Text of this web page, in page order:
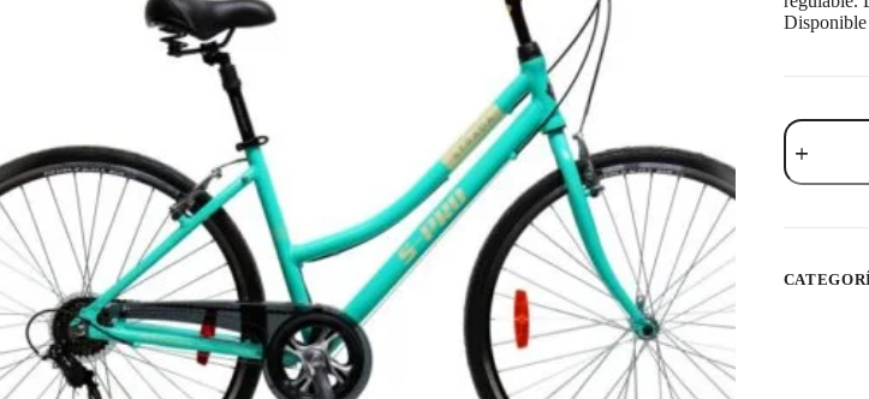
Bicicleta
S-
Pro
Strada
cantidad